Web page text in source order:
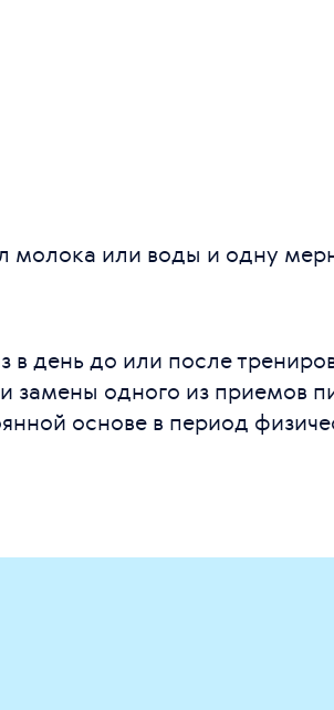
молока или воды и одну
день до или после
замены одного из приемов
основе в период